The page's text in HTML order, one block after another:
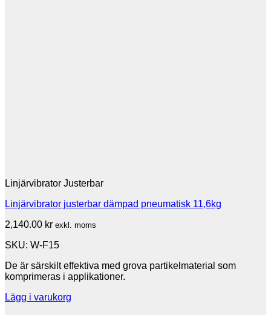
Linjärvibrator Justerbar
Linjärvibrator justerbar dämpad pneumatisk 11,6kg
2,140.00 kr exkl. moms
SKU: W-F15
De är särskilt effektiva med grova partikelmaterial som
komprimeras i applikationer.
Lägg i varukorg